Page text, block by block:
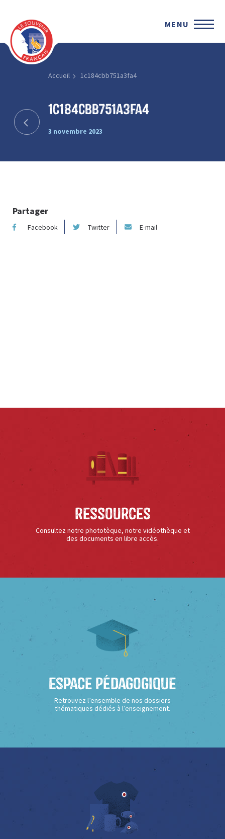
MENU
Accueil 1c184cbb751a3fa4
1c184cbb751a3fa4
3 novembre 2023
Partager
Facebook Twitter E-mail
Ressources
Consultez notre phototèque, notre vidéothèque et
des documents en libre accès.
Espace Pédagogique
Retrouvez l’ensemble de nos dossiers
thématiques dédiés à l’enseignement.